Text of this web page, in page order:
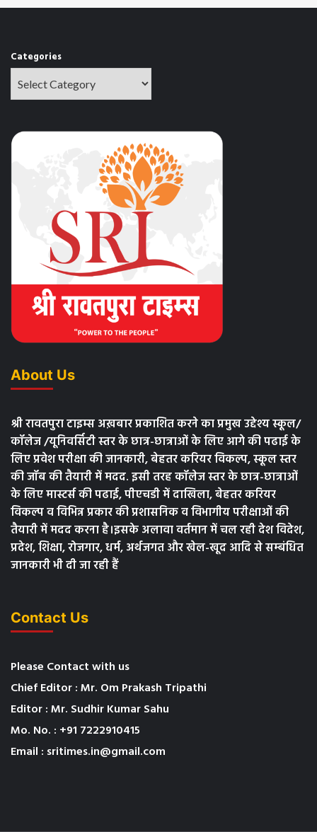
Categories
About Us
श्री रावतपुरा टाइम्स अख़बार प्रकाशित करने का प्रमुख उद्देश्य स्कूल/
कॉलेज /यूनिवर्सिटी स्तर के छात्र-छात्राओं के लिए आगे की पढाई के
लिए प्रवेश परीक्षा की जानकारी, बेहतर करियर विकल्प, स्कूल स्तर
की जॉब की तैयारी में मदद. इसी तरह कॉलेज स्तर के छात्र-छात्राओं
के लिए मास्टर्स की पढाई, पीएचडी में दाखिला, बेहतर करियर
विकल्प व विभिन्न प्रकार की प्रशासनिक व विभागीय परीक्षाओं की
तैयारी में मदद करना है।इसके अलावा वर्तमान में चल रही देश विदेश,
प्रदेश, शिक्षा, रोजगार, धर्म, अर्थजगत और खेल-खूद आदि से सम्बंधित
जानकारी भी दी जा रही हैं
Contact Us
Please Contact with us
Chief Editor : Mr. Om Prakash Tripathi
Editor : Mr. Sudhir Kumar Sahu
Mo. No. : +91 7222910415
Email : sritimes.in@gmail.com